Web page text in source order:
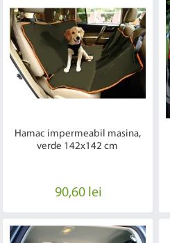
Hamac impermeabil masina,
verde 142x142 cm
90,60 lei